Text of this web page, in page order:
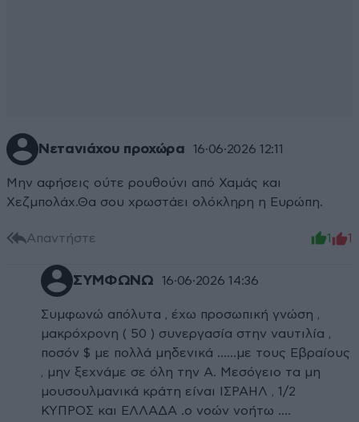
Νετανιάχου προχώρα 16·06·2026 12:11
Μην αφήσεις ούτε ρουθούνι από Χαμάς και
Χεζμπολάχ.Θα σου χρωστάει ολόκληρη η Ευρώπη.
Απαντήστε 1 1
ΣΥΜΦΩΝΩ 16·06·2026 14:36
Συμφωνώ απόλυτα , έχω προσωπική γνώση ,
μακρόχρονη ( 50 ) συνεργασία στην ναυτιλία ,
ποσόν $ με πολλά μηδενικά ……με τους Εβραίους
, μην ξεχνάμε σε όλη την Α. Μεσόγειο τα μη
μουσουλμανικά κράτη είναι ΙΣΡΑΗΛ , 1/2
ΚΥΠΡΟΣ και ΕΛΛΑΔΑ .ο νοών νοήτω ….